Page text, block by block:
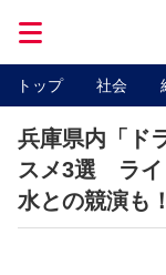
トップ 社会
兵庫県内「ド
スメ3選 ライ
水との競演も！